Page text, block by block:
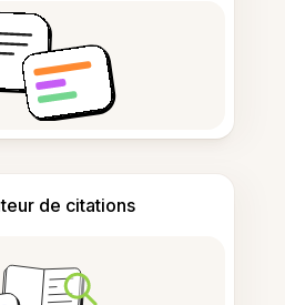
de citations